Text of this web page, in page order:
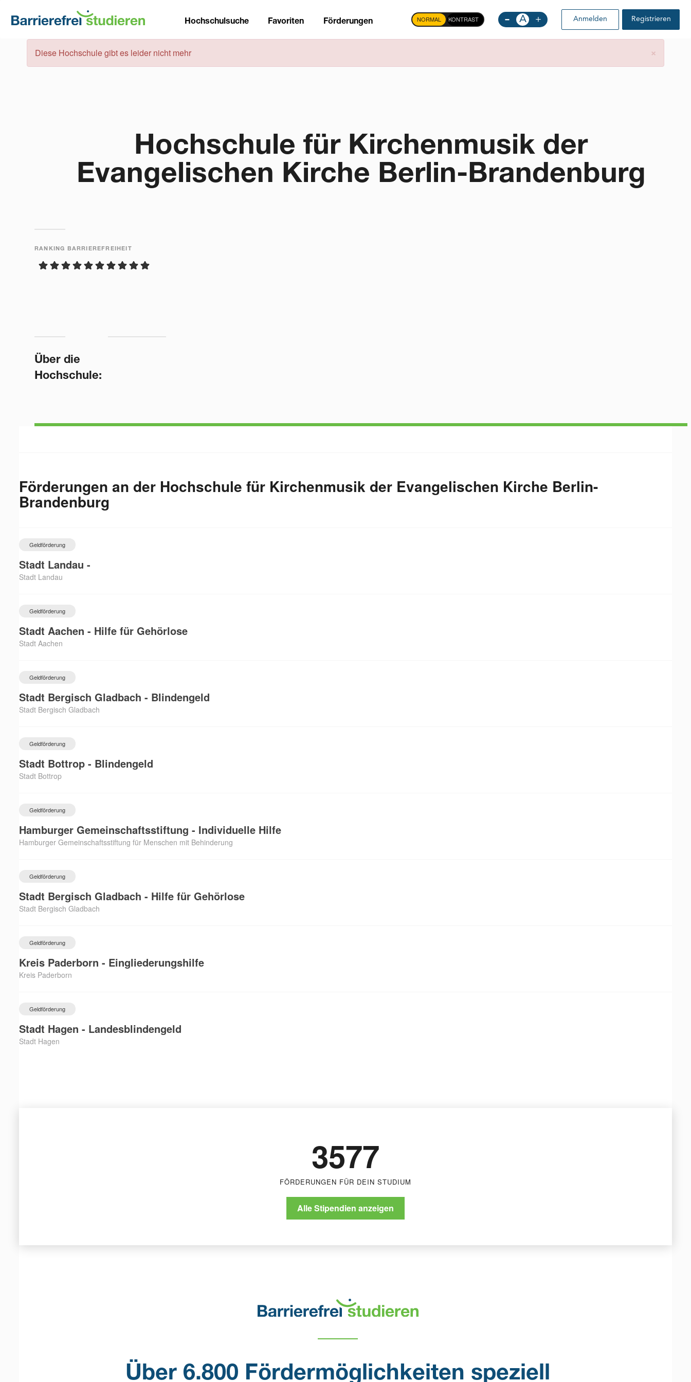
zum
Inhalt
Main
navigation
Hochschulsuche Favoriten Förderungen NORMAL KONTRAST - A + Anmelden Registrieren
×
Fehlermeldung
Diese Hochschule gibt es leider nicht mehr
Hochschule für Kirchenmusik der
Evangelischen Kirche Berlin-Brandenburg
RANKING BARRIEREFREIHEIT
Über die
Hochschule:
Förderungen an der Hochschule für Kirchenmusik der Evangelischen Kirche Berlin-
Brandenburg
Geldförderung
Stadt Landau -
Stadt Landau
Geldförderung
Stadt Aachen - Hilfe für Gehörlose
Stadt Aachen
Geldförderung
Stadt Bergisch Gladbach - Blindengeld
Stadt Bergisch Gladbach
Geldförderung
Stadt Bottrop - Blindengeld
Stadt Bottrop
Geldförderung
Hamburger Gemeinschaftsstiftung - Individuelle Hilfe
Hamburger Gemeinschaftsstiftung für Menschen mit Behinderung
Geldförderung
Stadt Bergisch Gladbach - Hilfe für Gehörlose
Stadt Bergisch Gladbach
Geldförderung
Kreis Paderborn - Eingliederungshilfe
Kreis Paderborn
Geldförderung
Stadt Hagen - Landesblindengeld
Stadt Hagen
3577
FÖRDERUNGEN FÜR DEIN STUDIUM
Alle Stipendien anzeigen
Über 6.800 Fördermöglichkeiten speziell